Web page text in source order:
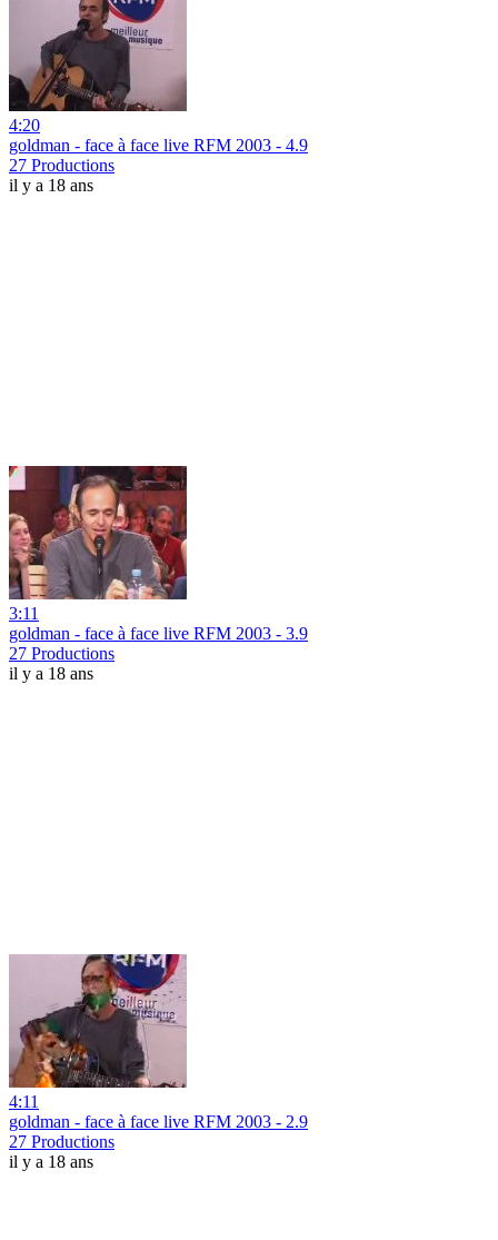
4:20
goldman - face à face live RFM 2003 - 4.9
27 Productions
il y a 18 ans
3:11
goldman - face à face live RFM 2003 - 3.9
27 Productions
il y a 18 ans
4:11
goldman - face à face live RFM 2003 - 2.9
27 Productions
il y a 18 ans